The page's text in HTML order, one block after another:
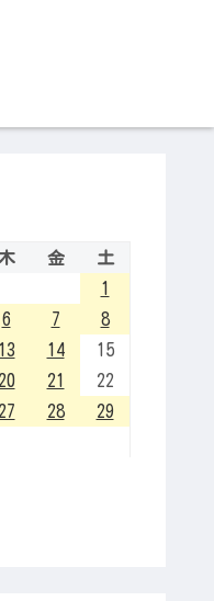
金
土
1
6 7
8
13 14
15
20 21
22
27 28
29